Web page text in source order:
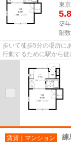
東
5.8
築
階
歩いて徒歩5分の場所に
行動するために駅から
が2つあり、よく電車を
賃貸｜マンション 練